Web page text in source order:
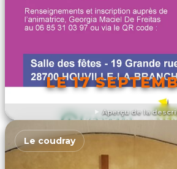
Aperçu de la
LE 17
DÉCOUVRIR
Le coudray